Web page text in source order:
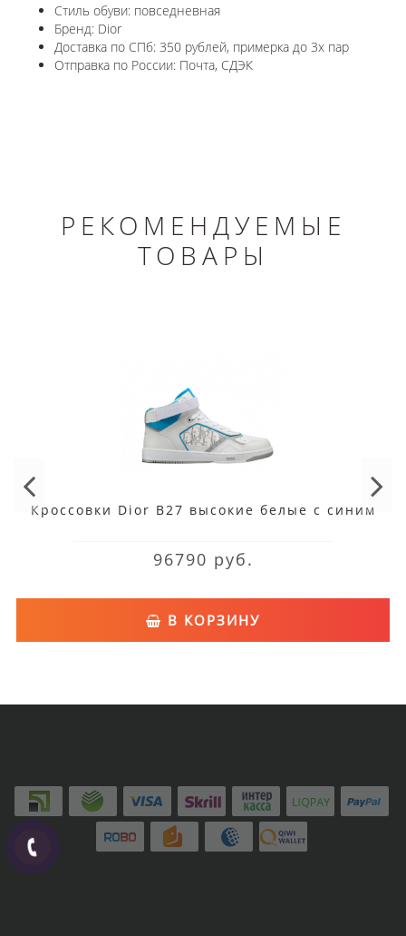
Стиль обуви: повседневная
Бренд: Dior
Доставка по СПб: 350 рублей, примерка до 3х пар
Отправка по России: Почта, СДЭК
РЕКОМЕНДУЕМЫЕ
ТОВАРЫ
Кроссовки Dior B27 высокие белые с синим
96790 руб.
В КОРЗИНУ